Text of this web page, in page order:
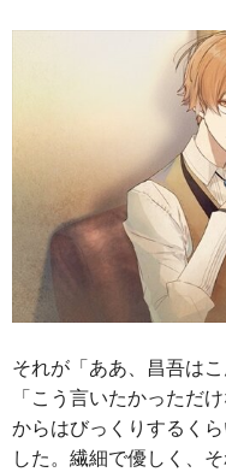
それが「ああ、昌吾は
「こう言いたかっただ
からはびっくりするく
した。繊細で優しく、